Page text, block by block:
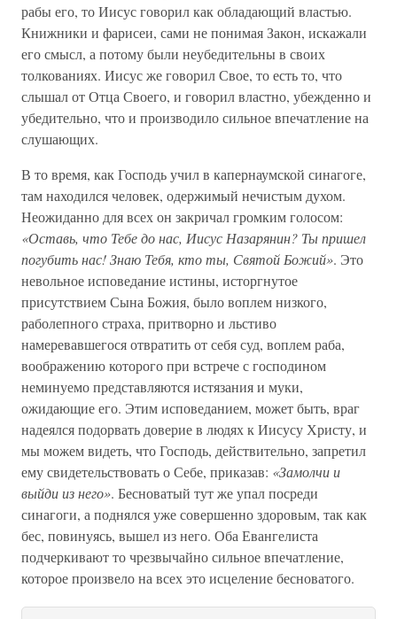
рабы его, то Иисус говорил как обладающий властью.
Книжники и фарисеи, сами не понимая Закон, искажали
его смысл, а потому были неубедительны в своих
толкованиях. Иисус же говорил Свое, то есть то, что
слышал от Отца Своего, и говорил властно, убежденно и
убедительно, что и производило сильное впечатление на
слушающих.
В то время, как Господь учил в капернаумской синагоге,
там находился человек, одержимый нечистым духом.
Неожиданно для всех он закричал громким голосом:
«Оставь, что Тебе до нас, Иисус Назарянин? Ты пришел
погубить нас! Знаю Тебя, кто ты, Святой Божий». Это
невольное исповедание истины, исторгнутое
присутствием Сына Божия, было воплем низкого,
раболепного страха, притворно и льстиво
намеревавшегося отвратить от себя суд, воплем раба,
воображению которого при встрече с господином
неминуемо представляются истязания и муки,
ожидающие его. Этим исповеданием, может быть, враг
надеялся подорвать доверие в людях к Иисусу Христу, и
мы можем видеть, что Господь, действительно, запретил
ему свидетельствовать о Себе, приказав: «Замолчи и
выйди из него». Бесноватый тут же упал посреди
синагоги, а поднялся уже совершенно здоровым, так как
бес, повинуясь, вышел из него. Оба Евангелиста
подчеркивают то чрезвычайно сильное впечатление,
которое произвело на всех это исцеление бесноватого.